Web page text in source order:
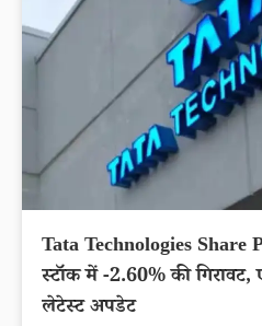
Tata Technologies Share
स्टॉक में -2.60% की
लेटेस्ट अपडेट